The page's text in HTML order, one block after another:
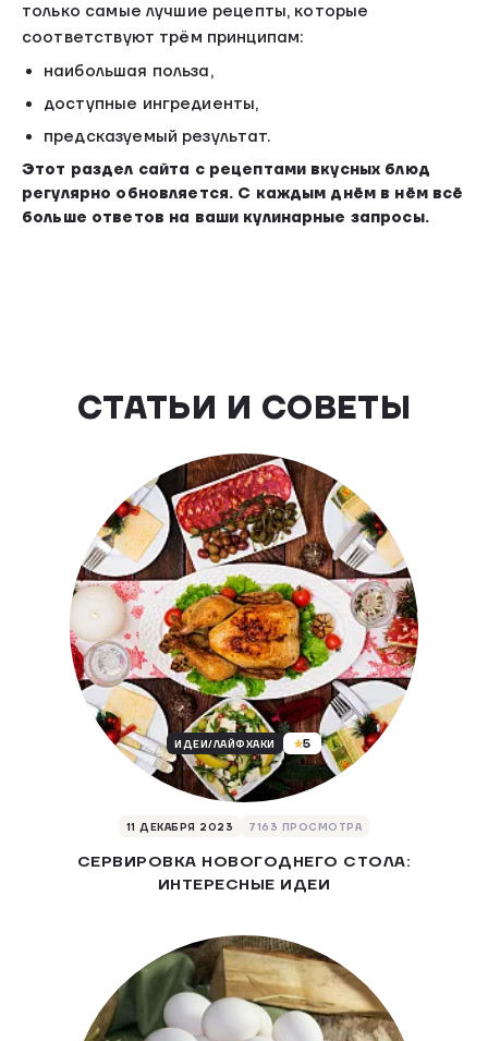
только самые лучшие рецепты, которые
соответствуют трём принципам:
наибольшая польза,
доступные ингредиенты,
предсказуемый результат.
Этот раздел сайта с рецептами вкусных блюд
регулярно обновляется. С каждым днём в нём всё
больше ответов на ваши кулинарные запросы.
СТАТЬИ И СОВЕТЫ
ИДЕИ/ЛАЙФХАКИ 5
11 ДЕКАБРЯ 2023 7163 ПРОСМОТРА
СЕРВИРОВКА НОВОГОДНЕГО СТОЛА:
ИНТЕРЕСНЫЕ ИДЕИ